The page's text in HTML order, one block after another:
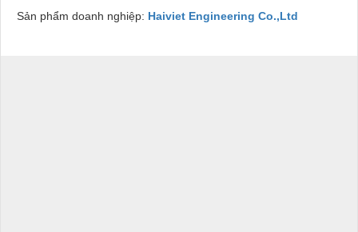
Sản phẩm doanh nghiệp: Haiviet Engineering Co.,Ltd